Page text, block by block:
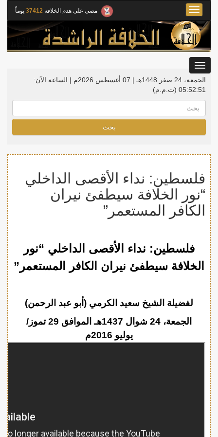
مضى على هدم الخلافة 37412 يوماً
Toggle
navigation
الجمعة، 24 صفر 1448هـ | 07 أغسطس 2026م |
الساعة الآن:
05:52:51 (ت.م.م)
بحث
فلسطين: نداء الأقصى الداخلي
“نور الخلافة سيطفئ نيران
الكافر المستعمر”
فلسطين: نداء الأقصى الداخلي “نور
الخلافة سيطفئ نيران الكافر المستعمر”
لفضيلة الشيخ سعيد الكرمي (أبو عبد الرحمن)
الجمعة، 24 شوال 1437هـ الموافق 29 تموز/
يوليو 2016م